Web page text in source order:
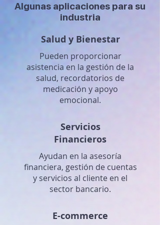
Algunas aplicaciones para su
industria
Salud y Bienestar
Pueden proporcionar
asistencia en la gestión de la
salud, recordatorios de
medicación y apoyo
emocional.
Servicios
Financieros
Ayudan en la asesoría
financiera, gestión de cuentas
y servicios al cliente en el
sector bancario.
E-commerce